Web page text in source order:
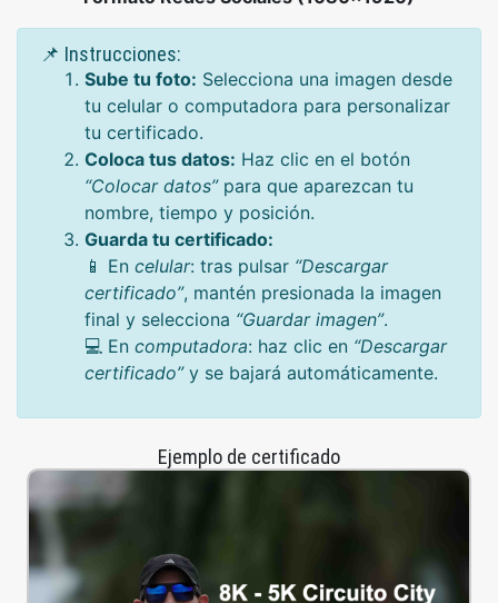
📌 Instrucciones:
Sube tu foto: Selecciona una imagen desde
tu celular o computadora para personalizar
tu certificado.
Coloca tus datos: Haz clic en el botón
“Colocar datos”para que aparezcan tu
nombre, tiempo y posición.
Guarda tu certificado:
📱 En celular: tras pulsar “Descargar
certificado”, mantén presionada la imagen
final y selecciona “Guardar imagen”.
💻 En computadora: haz clic en “Descargar
certificado”y se bajará automáticamente.
Ejemplo de certificado